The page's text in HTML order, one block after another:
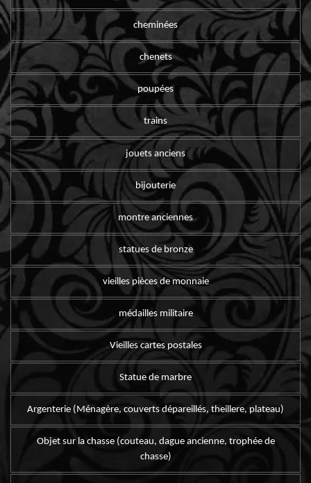
cheminées
chenets
poupées
trains
jouets anciens
bijouterie
montre anciennes
statues de bronze
vieilles pièces de monnaie
médailles militaire
Vieilles cartes postales
Statue de marbre
Argenterie (Ménagère, couverts dépareillés, theillere, plateau)
Objet sur la chasse (couteau, dague ancienne, trophée de
chasse)